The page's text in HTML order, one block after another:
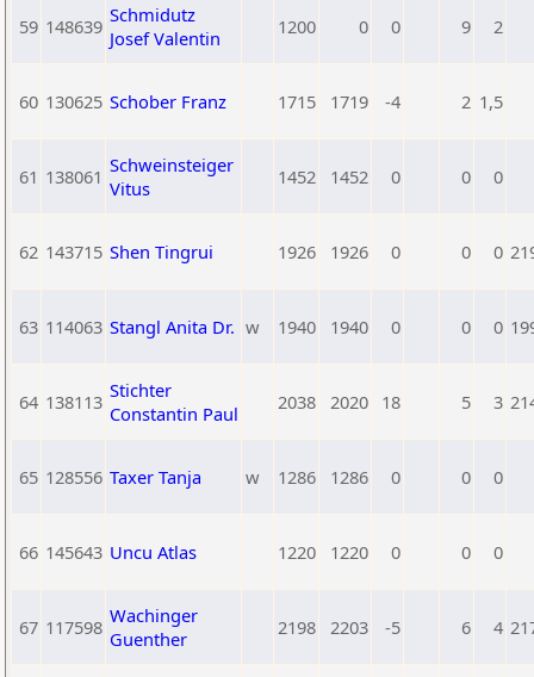
59 148639 Schmidutz
Josef Valentin
1200 0 0 9 2
60 130625 Schober Franz 1715 1719 -4 2 1,5
61 138061 Schweinsteiger
Vitus
1452 1452 0 0 0
62 143715 Shen Tingrui 1926 1926 0 0 0
63 114063 Stangl Anita Dr. w 1940 1940 0 0 0
64 138113 Stichter
Constantin Paul
2038 2020 18 5 3
65 128556 Taxer Tanja w 1286 1286 0 0 0
66 145643 Uncu Atlas 1220 1220 0 0 0
67 117598 Wachinger
Guenther
2198 2203 -5 6 4